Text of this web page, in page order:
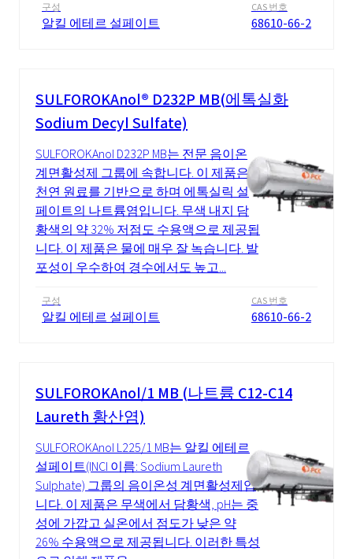
구성
알킬 에테르 설페이트
CAS 번호
68610-66-2
SULFOROKAnol® D232P MB(에톡실화
Sodium Decyl Sulfate)
SULFOROKAnol D232P MB는 전문 음이온
계면활성제 그룹에 속합니다. 이 제품은
천연 ​​원료를 기반으로 하며 에톡실릭 설
페이트의 나트륨염입니다. 무색 내지 담
황색의 약 32% 저점도 수용액으로 제공됩
니다. 이 제품은 물에 매우 잘 녹습니다. 발
포성이 우수하여 경수에서도 높고...
구성
알킬 에테르 설페이트
CAS 번호
68610-66-2
SULFOROKAnol/1 MB (나트륨 C12-C14
Laureth 황산염)
SULFOROKAnol L225/1 MB는 알킬 에테르
설페이트(INCI 이름: Sodium Laureth
Sulphate) 그룹의 음이온성 계면활성제입
니다. 이 제품은 무색에서 담황색, pH는 중
성에 가깝고 실온에서 점도가 낮은 약
26% 수용액으로 제공됩니다. 이러한 특성